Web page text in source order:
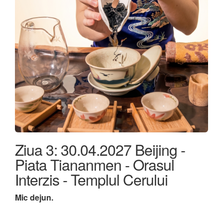
Ziua 3: 30.04.2027 Beijing -
Piata Tiananmen - Orasul
Interzis - Templul Cerului
Mic dejun.